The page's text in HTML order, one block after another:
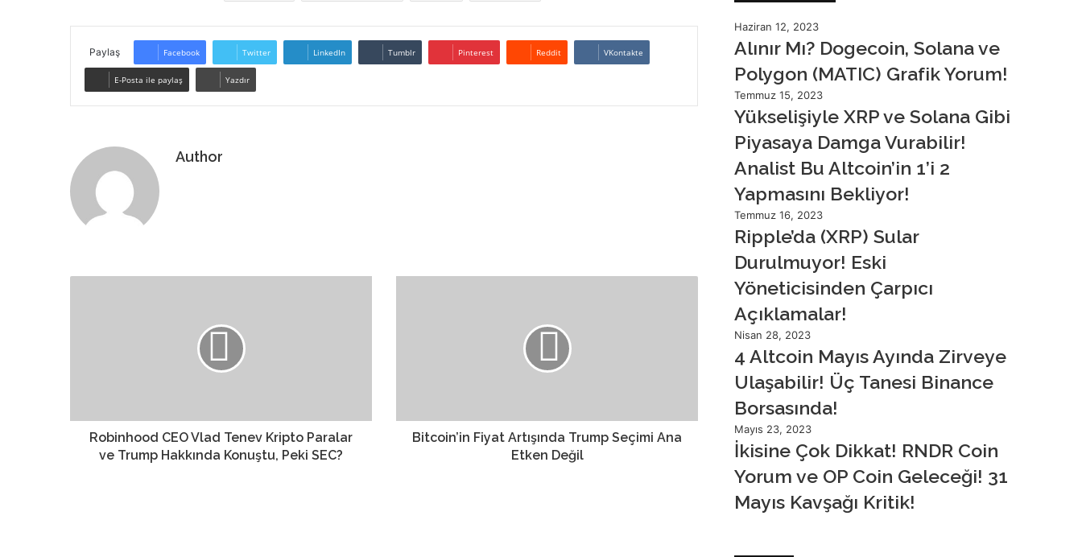
Paylaş Facebook Twitter LinkedIn Tumblr Pinterest Reddit VKontakte
E-Posta ile paylaş Yazdır
Author
Robinhood CEO Vlad Tenev Kripto Paralar
ve Trump Hakkında Konuştu, Peki SEC?
Bitcoin’in Fiyat Artışında Trump Seçimi Ana
Etken Değil
Haziran 12, 2023
Alınır Mı? Dogecoin, Solana ve
Polygon (MATIC) Grafik Yorum!
Temmuz 15, 2023
Yükselişiyle XRP ve Solana Gibi
Piyasaya Damga Vurabilir!
Analist Bu Altcoin’in 1’i 2
Yapmasını Bekliyor!
Temmuz 16, 2023
Ripple’da (XRP) Sular
Durulmuyor! Eski
Yöneticisinden Çarpıcı
Açıklamalar!
Nisan 28, 2023
4 Altcoin Mayıs Ayında Zirveye
Ulaşabilir! Üç Tanesi Binance
Borsasında!
Mayıs 23, 2023
İkisine Çok Dikkat! RNDR Coin
Yorum ve OP Coin Geleceği! 31
Mayıs Kavşağı Kritik!